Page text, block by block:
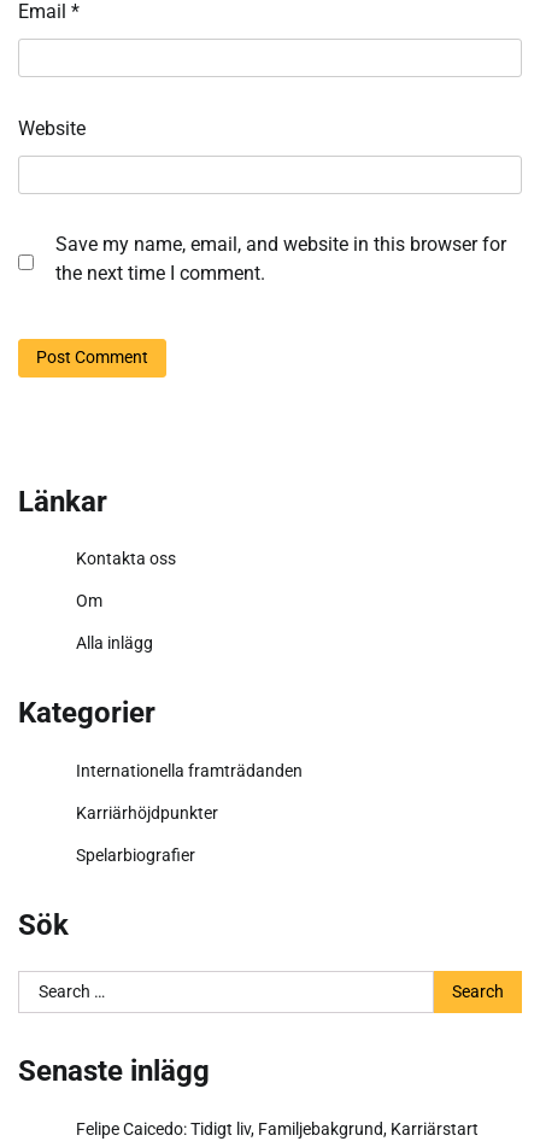
Email *
Website
Save my name, email, and website in this browser for
the next time I comment.
Länkar
Kontakta oss
Om
Alla inlägg
Kategorier
Internationella framträdanden
Karriärhöjdpunkter
Spelarbiografier
Sök
Search
for:
Senaste inlägg
Felipe Caicedo: Tidigt liv, Familjebakgrund, Karriärstart